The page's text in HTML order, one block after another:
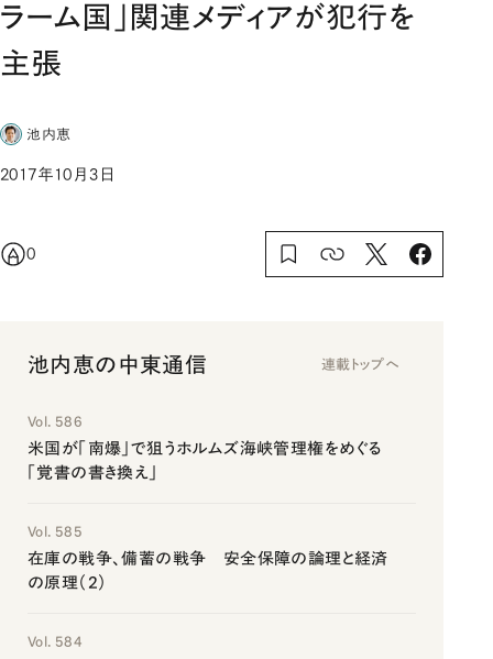
ラーム国」関連メディアが犯行を
主張
池内恵
2017年10月3日
0
池内恵の中東通信 連載トップへ
Vol. 586
米国が「南爆」で狙うホルムズ海峡管理権をめぐる
「覚書の書き換え」
Vol. 585
在庫の戦争、備蓄の戦争 安全保障の論理と経済
の原理（2）
Vol. 584